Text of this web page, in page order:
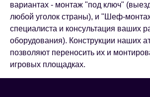
вариантах - монтаж "под ключ"
любой уголок страны), и "Шеф-
специалиста и консультация ваших
оборудования). Конструкции наших
позволяют переносить их и
игровых площадках.